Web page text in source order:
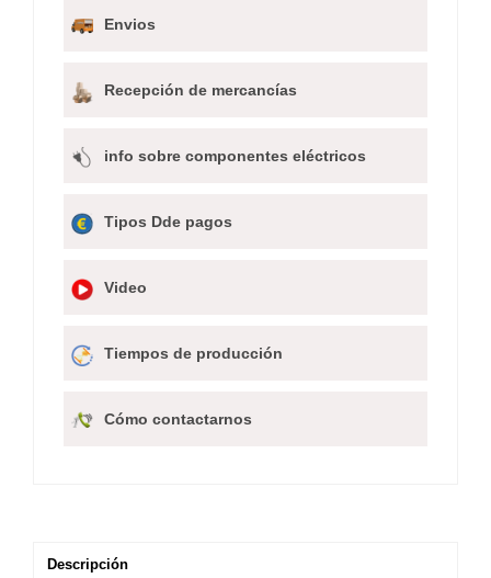
Envios
Recepción de mercancías
info sobre componentes eléctricos
Tipos Dde pagos
Video
Tiempos de producción
Cómo contactarnos
Descripción